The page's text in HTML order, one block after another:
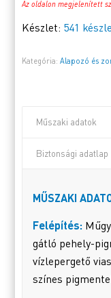
Az oldalon megjelenített
Készlet: 541
Kategória:Alapozó és
Műszaki adatok
Biztonsági adatlap
MŰSZAKI
Felépítés:
gátló pehely-
vízlepergető
színes